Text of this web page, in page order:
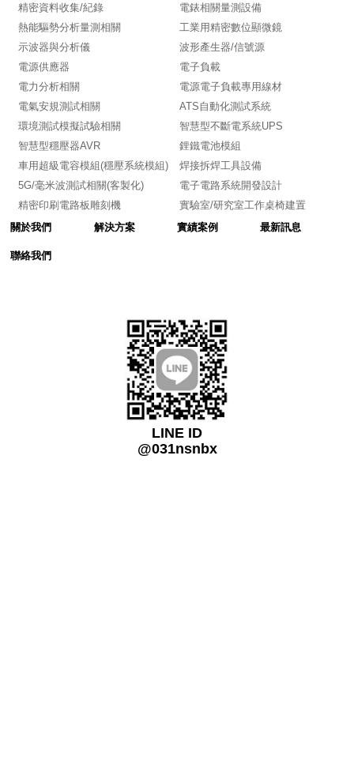
精密資料收集/紀錄
電錶相關量測設備
熱能驅勢分析量測相關
工業用精密數位顯微鏡
示波器與分析儀
波形產生器/信號源
電源供應器
電子負載
電力分析相關
電源電子負載專用線材
電氣安規測試相關
ATS自動化測試系統
環境測試模擬試驗相關
智慧型不斷電系統UPS
智慧型穩壓器AVR
鋰鐵電池模組
車用超級電容模組(穩壓系統模組)
焊接拆焊工具設備
5G/毫米波測試相關(客製化)
電子電路系統開發設計
精密印刷電路板雕刻機
實驗室/研究室工作桌椅建置
關於我們
解決方案 實績案例 最新訊息
聯絡我們
LINE ID
@031nsnbx